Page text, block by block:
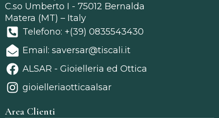
C.so Umberto I - 75012 Bernalda
Matera (MT) – Italy
Telefono: +(39) 0835543430
Email: saversar@tiscali.it
ALSAR - Gioielleria ed Ottica
gioielleriaotticaalsar
Area Clienti